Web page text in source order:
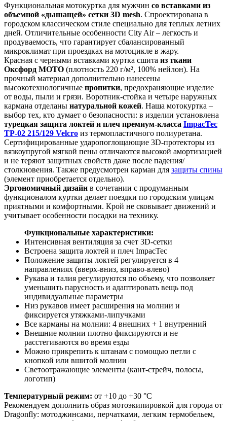
Функциональная мотокуртка для мужчин со вставками из
объемной «дышащей» сетки 3D mesh. Спроектирована в
городском классическом стиле специально для теплых летних
дней. Отличительные особенности City Air – легкость и
продуваемость, что гарантирует сбалансированный
микроклимат при проездках на мотоцикле в жару.
Красная с черными вставками куртка сшита из ткани
Оксфорд МОТО (плотность 220 г/м², 100% нейлон). На
прочный материал дополнительно нанесены
высокотехнологичные пропитки, предохраняющие изделие
от воды, пыли и грязи. Воротник-стойка и четыре наружных
кармана отделаны натуральной кожей. Наша мотокуртка –
выбор тех, кто думает о безопасности: в изделии установлена
турецкая защита локтей и плеч премиум-класса ImpacTec
TP-02 215/129 Velcro из термопластичного полиуретана.
Сертифицированные ударопоглощающие 3D-протекторы из
вязкоупругой мягкой пены отличаются высокой амортизацией
и не теряют защитных свойств даже после падения/
столкновения. Также предусмотрен карман для защиты спины
(элемент приобретается отдельно).
Эргономичный дизайн в сочетании с продуманным
функционалом куртки делает поездки по городским улицам
приятными и комфортными. Крой не сковывает движений и
учитывает особенности посадки на технику.
Функциональные характеристики:
Интенсивная вентиляция за счет 3D-сетки
Встроена защита локтей и плеч ImpacTec
Положение защиты локтей регулируется в 4
направлениях (вверх-вниз, вправо-влево)
Рукава и талия регулируются по объему, что позволяет
уменьшить парусность и адаптировать вещь под
индивидуальные параметры
Низ рукавов имеет расширения на молнии и
фиксируется утяжками-липучками
Все карманы на молнии: 4 внешних + 1 внутренний
Внешние молнии плотно фиксируются и не
расстегиваются во время езды
Можно прикрепить к штанам с помощью петли с
кнопкой или вшитой молнии
Светоотражающие элементы (кант-стрейч, полосы,
логотип)
Температурный режим: от +10 до +30 °С
Рекомендуем дополнить образ мотоэкипировкой для города от
Dragonfly: мотоджинсами, перчатками, легким термобельем,